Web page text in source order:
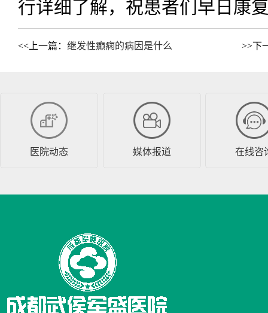
行详细了解，祝患者们早日康
<<上一篇： 继发性癫痫的病因是什么 >>下
医院动态 媒体报道 在线咨